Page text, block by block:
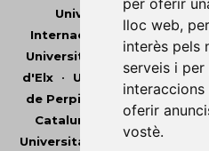
per oferir
lloc web,
interès pels
serveis i
oferir
vostè.
Universitat de les Illes
Internacional de Catalunya
Universitat de Lleida•
d'Elx• Universitat Oberta
de Perpinyà Via Domitia•
Catalunya
Universitat
Universitat Pompeu Fabra